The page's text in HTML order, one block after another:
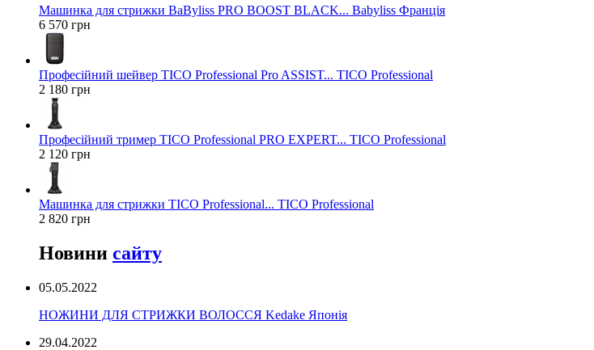
Машинка для стрижки BaByliss PRO BOOST BLACK... Babyliss Франція
6 570 грн
Професійний шейвер TICO Professional Pro ASSIST... TICO Professional
2 180 грн
Професійний тример TICO Professional PRO EXPERT... TICO Professional
2 120 грн
Машинка для стрижки TICO Professional... TICO Professional
2 820 грн
Новини сайту
05.05.2022
НОЖИНИ ДЛЯ СТРИЖКИ ВОЛОССЯ Kedake Японія
29.04.2022